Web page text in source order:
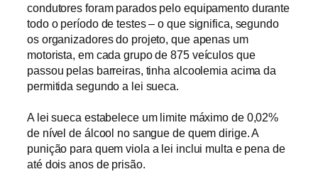
condutores foram parados pelo equipamento durante
todo o período de testes – o que significa, segundo
os organizadores do projeto, que apenas um
motorista, em cada grupo de 875 veículos que
passou pelas barreiras, tinha alcoolemia acima da
permitida segundo a lei sueca.
A lei sueca estabelece um limite máximo de 0,02%
de nível de álcool no sangue de quem dirige. A
punição para quem viola a lei inclui multa e pena de
até dois anos de prisão.